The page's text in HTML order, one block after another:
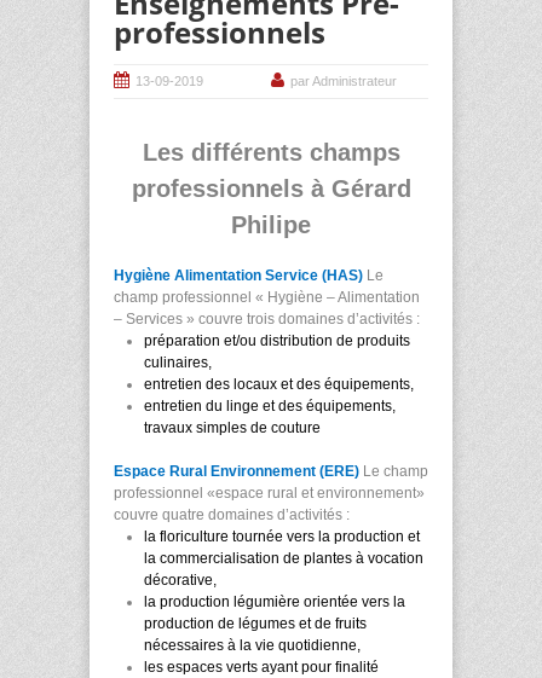
professionnels
13-09-2019 par Administrateur
Les différents champs
professionnels à Gérard
Philipe
Hygiène Alimentation Service (HAS) Le
champ professionnel « Hygiène – Alimentation
– Services » couvre trois domaines d’activités :
préparation et/ou distribution de produits
culinaires,
entretien des locaux et des équipements,
entretien du linge et des équipements,
travaux simples de couture
Espace Rural Environnement (ERE) Le champ
professionnel «espace rural et environnement»
couvre quatre domaines d’activités :
la floriculture tournée vers la production et
la commercialisation de plantes à vocation
décorative,
la production légumière orientée vers la
production de légumes et de fruits
nécessaires à la vie quotidienne,
les espaces verts ayant pour finalité